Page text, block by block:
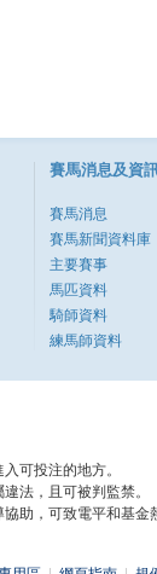
賽馬消息及資
賽馬消息
賽馬新聞資料庫
主要賽事
馬匹資料
騎師資料
練馬師資料
可投注的地方。
法，且可被判監禁。
助，可致電平和基金